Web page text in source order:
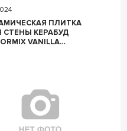
ПЛИТКА
СТЕНЫ КЕРАБУД
VANILLA